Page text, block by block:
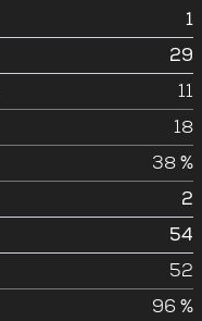
1
29
11
18
38 %
2
54
52
96 %